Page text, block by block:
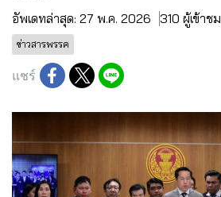
อัพเดทล่าสุด: 27 พ.ค. 2026 310 ผู้เข้าชม
ข่าวสารพรรค
แชร์